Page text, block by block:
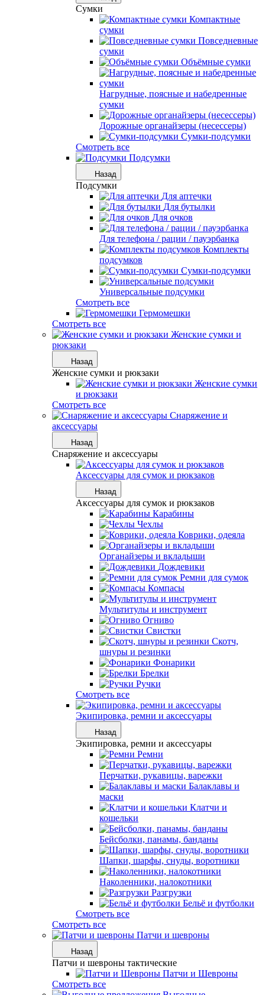
Сумки
Компактные
сумки
Повседневные
сумки
Объёмные сумки
Нагрудные, поясные и набедренные
сумки
Дорожные органайзеры (несессеры)
Сумки-подсумки
Смотреть все
Подсумки
Назад
Подсумки
Для аптечки
Для бутылки
Для очков
Для телефона / рации / пауэрбанка
Комплекты
подсумков
Сумки-подсумки
Универсальные подсумки
Смотреть все
Гермомешки
Смотреть все
Женские сумки и
рюкзаки
Назад
Женские сумки и рюкзаки
Женские сумки
и рюкзаки
Смотреть все
Снаряжение и
аксессуары
Назад
Снаряжение и аксессуары
Аксессуары для сумок и рюкзаков
Назад
Аксессуары для сумок и рюкзаков
Карабины
Чехлы
Коврики, одеяла
Органайзеры и вкладыши
Дождевики
Ремни для сумок
Компасы
Мультитулы и инструмент
Огниво
Свистки
Скотч,
шнуры и резинки
Фонарики
Брелки
Ручки
Смотреть все
Экипировка, ремни и аксессуары
Назад
Экипировка, ремни и аксессуары
Ремни
Перчатки, рукавицы, варежки
Балаклавы и
маски
Клатчи и
кошельки
Бейсболки, панамы, банданы
Шапки, шарфы, снуды, воротники
Наколенники, налокотники
Разгрузки
Бельё и футболки
Смотреть все
Смотреть все
Патчи и шевроны
Назад
Патчи и шевроны тактические
Патчи и Шевроны
Смотреть все